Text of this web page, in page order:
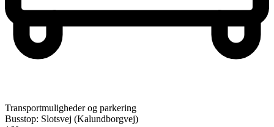
Transportmuligheder og parkering
Busstop: Slotsvej (Kalundborgvej)